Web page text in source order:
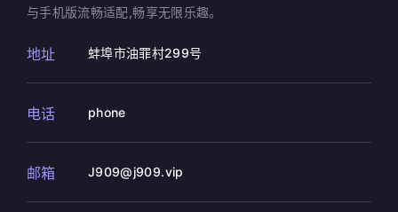
与手机版流畅适配,畅享无限乐趣。
地址 蚌埠市油罪村299号
电话 phone
邮箱 J909@j909.vip